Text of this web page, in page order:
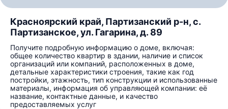
Красноярский край, Партизанский р-н, с.
Партизанское, ул. Гагарина, д. 89
Получите подробную информацию о доме, включая:
общее количество квартир в здании, наличие и список
организаций или компаний, расположенных в доме,
детальные характеристики строения, такие как год
постройки, этажность, тип конструкции и использованные
материалы, информация об управляющей компании: её
название, контактные данные, и качество
предоставляемых услуг